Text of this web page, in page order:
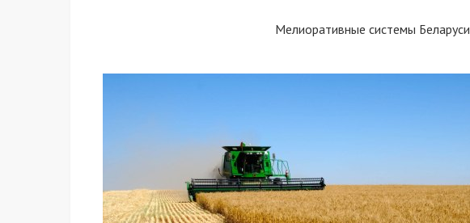
Мелиоративные системы Беларуси